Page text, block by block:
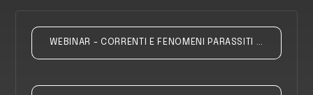
WEBINAR - CORRENTI E FENOMENI PARASSITI NEGLI IMPIANTI ELETTRICI